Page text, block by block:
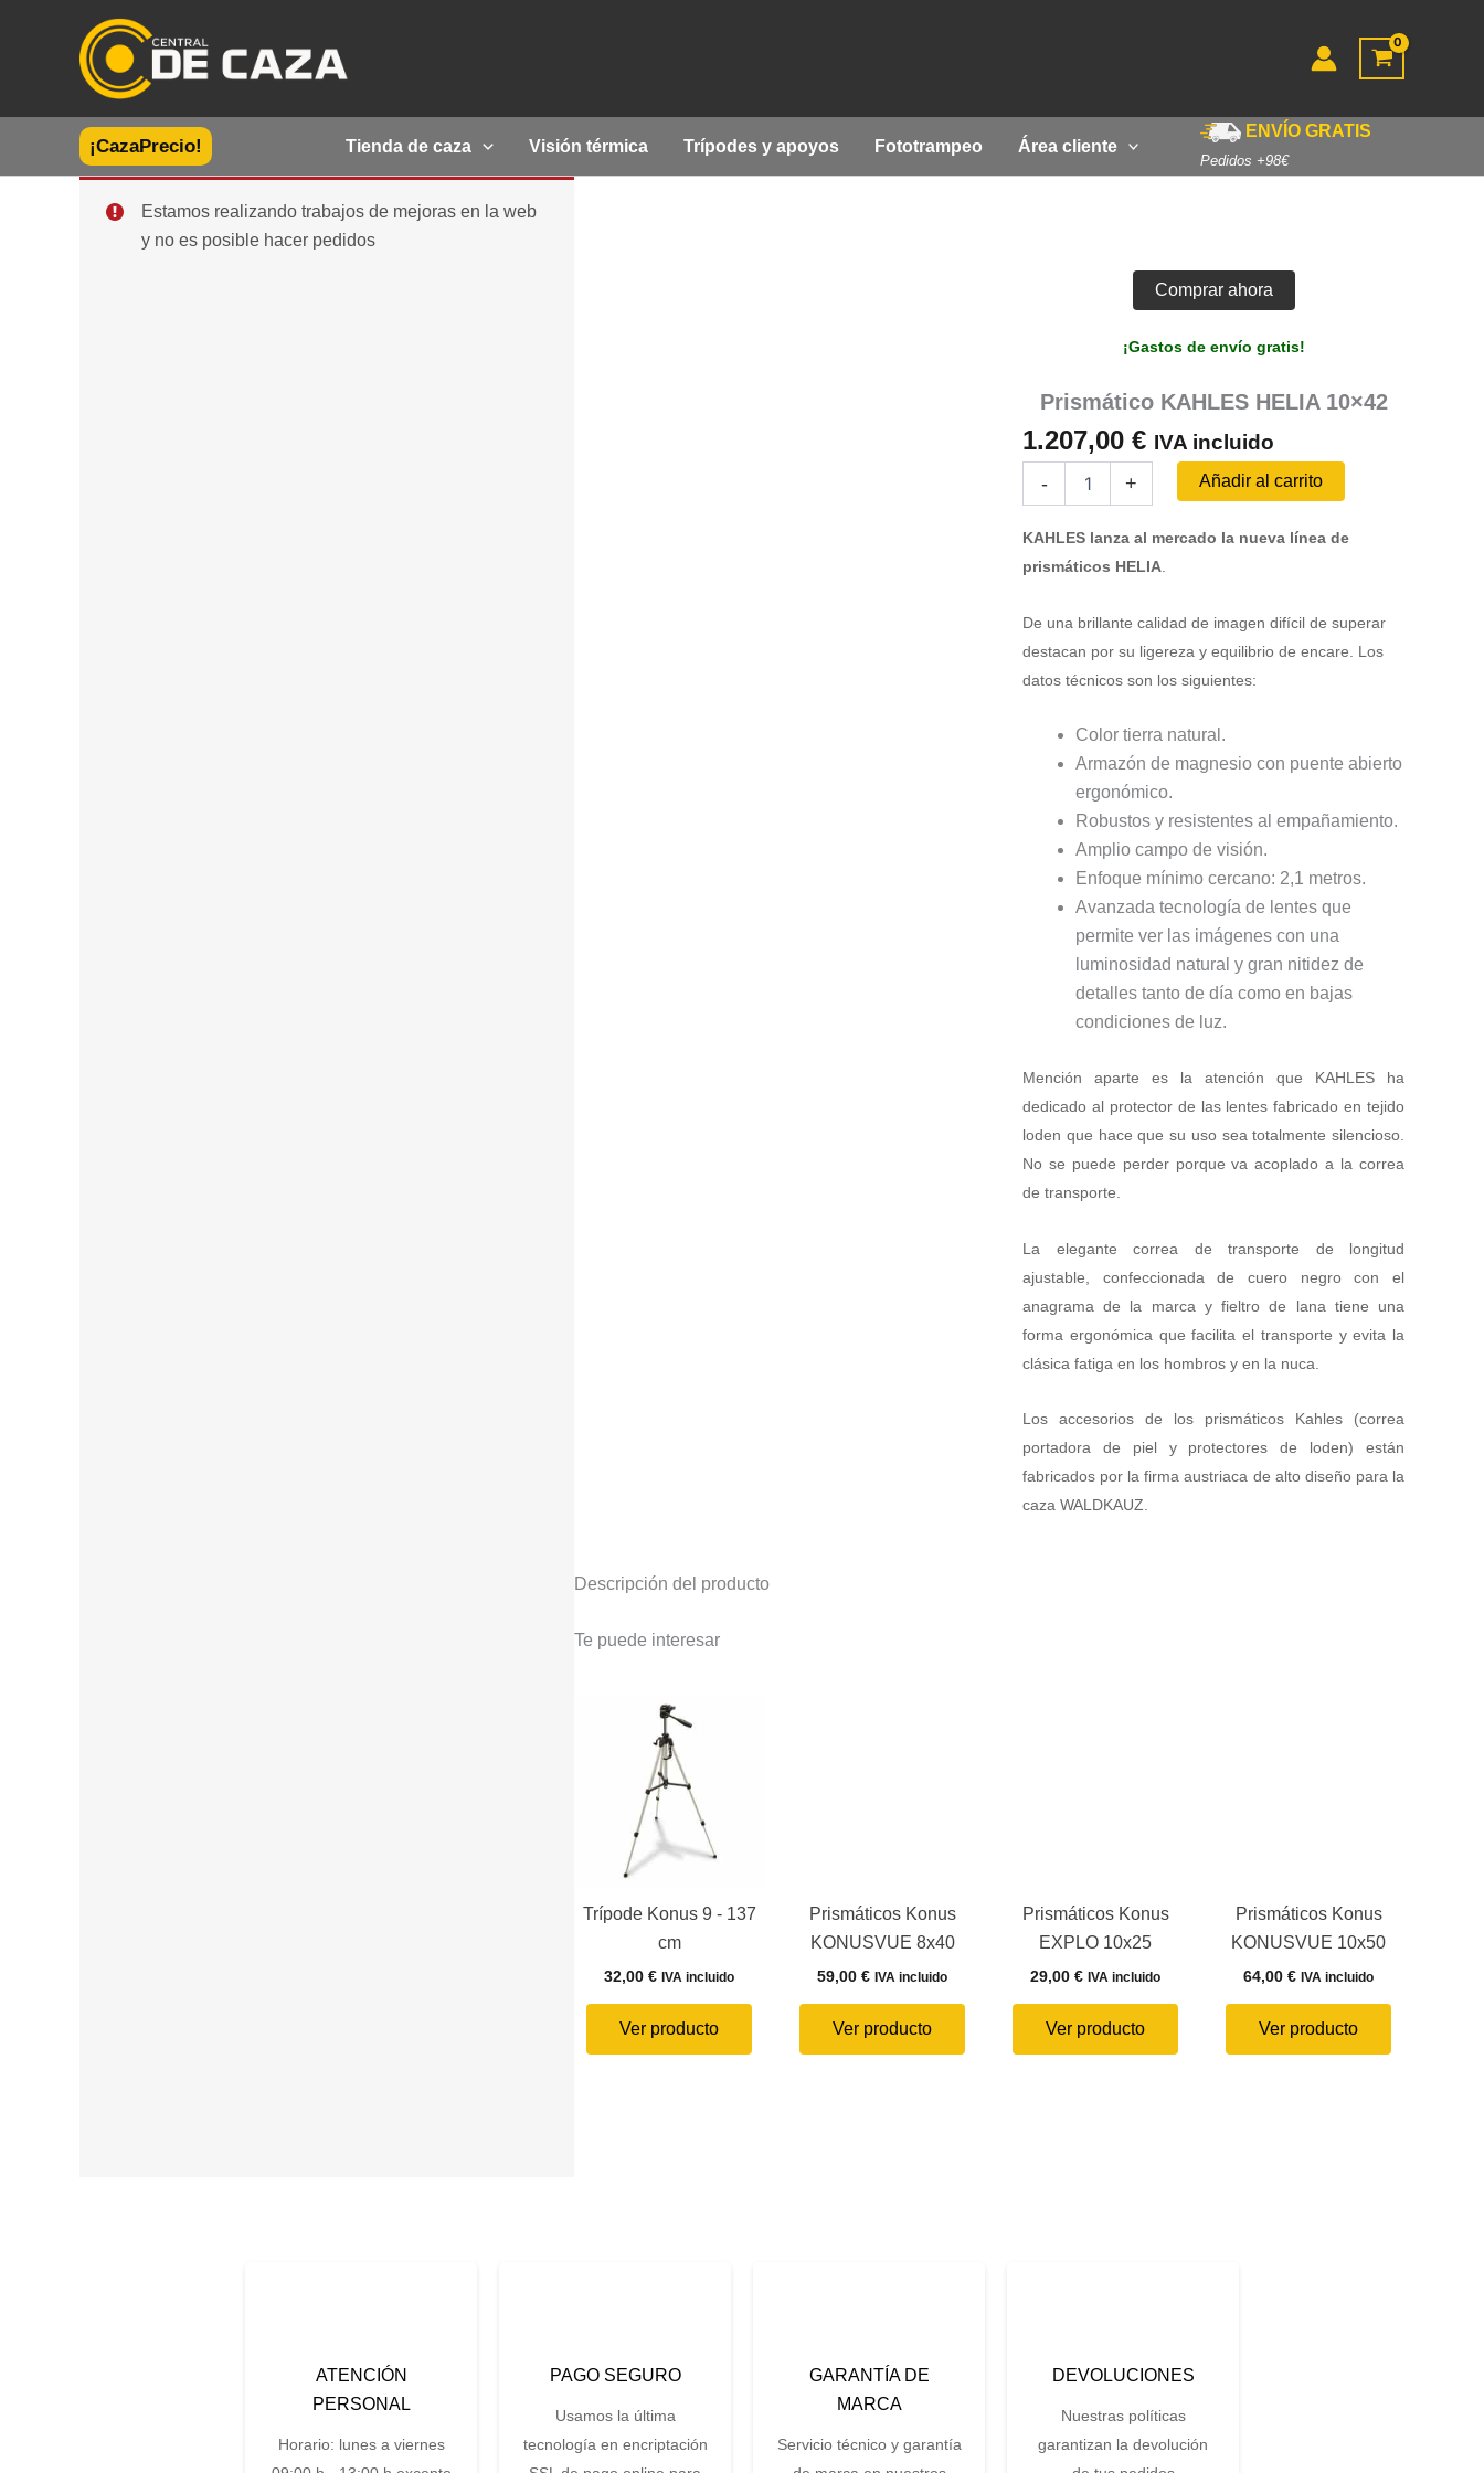
¡CazaPrecio! Tienda de caza Visión térmica Trípodes y apoyos Fototrampeo Área cliente
ENVÍO GRATIS
Pedidos +98€
Estamos realizando trabajos de mejoras en la web
y no es posible hacer pedidos
Comprar ahora
¡Gastos de envío gratis!
Prismático KAHLES HELIA 10×42
1.207,00 € IVA incluido
-
10x42
cantidad
+ Añadir al carrito
KAHLES lanza al mercado la nueva línea de
prismáticos HELIA.
De una brillante calidad de imagen difícil de superar
destacan por su ligereza y equilibrio de encare. Los
datos técnicos son los siguientes:
Color tierra natural.
Armazón de magnesio con puente abierto
ergonómico.
Robustos y resistentes al empañamiento.
Amplio campo de visión.
Enfoque mínimo cercano: 2,1 metros.
Avanzada tecnología de lentes que
permite ver las imágenes con una
luminosidad natural y gran nitidez de
detalles tanto de día como en bajas
condiciones de luz.
Mención aparte es la atención que KAHLES ha
dedicado al protector de las lentes fabricado en tejido
loden que hace que su uso sea totalmente silencioso.
No se puede perder porque va acoplado a la correa
de transporte.
La elegante correa de transporte de longitud
ajustable, confeccionada de cuero negro con el
anagrama de la marca y fieltro de lana tiene una
forma ergonómica que facilita el transporte y evita la
clásica fatiga en los hombros y en la nuca.
Los accesorios de los prismáticos Kahles (correa
portadora de piel y protectores de loden) están
fabricados por la firma austriaca de alto diseño para la
caza WALDKAUZ.
Descripción del producto
Te puede interesar
Trípode Konus 9 - 137
cm
32,00€ IVA incluido
Ver producto
Prismáticos Konus
KONUSVUE 8x40
59,00€ IVA incluido
Ver producto
Prismáticos Konus
EXPLO 10x25
29,00€ IVA incluido
Ver producto
Prismáticos Konus
KONUSVUE 10x50
64,00€ IVA incluido
Ver producto
ATENCIÓN
PERSONAL
Horario: lunes a viernes
PAGO SEGURO
Usamos la última
tecnología en encriptación
GARANTÍA DE
MARCA
Servicio técnico y garantía
DEVOLUCIONES
Nuestras políticas
garantizan la devolución